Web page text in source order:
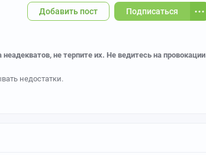
Подписаться
Добавить пост
неадекватов, не терпите их. Не ведитесь на провокации
недостатки.
негатив у зрителей.